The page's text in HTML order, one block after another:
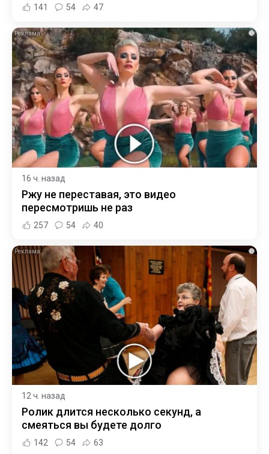
141 54 47
i
16 ч. назад
Ржу не переставая, это видео
пересмотришь не раз
257 54 40
i
12 ч. назад
Ролик длится несколько секунд, а
смеяться вы будете долго
142 54 63